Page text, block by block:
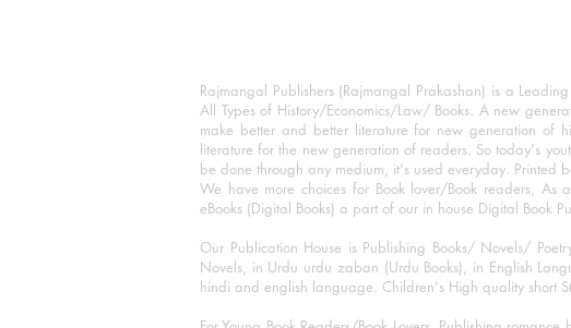
Rajmangal Publishers (Rajmangal Prakashan) is a
All Types of History/Economics/Law/ Books. A new
make better and better literature for new generation of
literature for the new generation of readers. So today's
be done through any medium, it's used everyday. Printed
We have more choices for Book lover/Book readers, As
eBooks (Digital Books) a part of our in house Digital Book
Our Publication House is Publishing Books/ Novels/
Novels, in Urdu urdu zaban (Urdu Books), in English
hindi and english language. Children's High quality short